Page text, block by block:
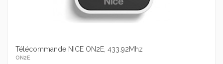
Télécommande NICE ON2E, 433.92Mhz
ON2E